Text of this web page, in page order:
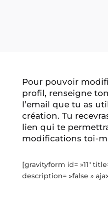
Pour pouvoir
profil, renseigne
l’email que tu as
création. Tu
lien qui te
modifications toi-
[gravityform id= »11″
description= »false »